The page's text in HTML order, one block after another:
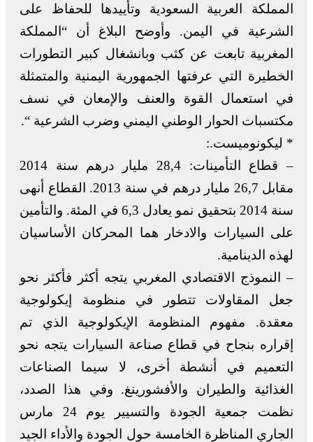
المملكة العربية السعودية وتأييدها للحفاظ على
الشرعية في اليمن. وأوضح البلاغ أن “المملكة
المغربية تابعت عن كثب وبانشغال كبير التطورات
الخطيرة التي عرفتها الجمهورية اليمنية والمتمثلة
في استعمال القوة والعنف والإمعان في نسف
مكتسبات الحوار الوطني اليمني وضرب الشرعية “.
* ليكونوميست.:
– قطاع التأمينات: 28,4 مليار درهم سنة 2014
مقابل 26,7 مليار درهم في سنة 2013. القطاع أنهى
سنة 2014 بتحقيق نمو يعادل 6,3 في المئة. والتأمين
على السيارات والادخار هما المحركان الأساسيان
لهذه الدينامية.
– النموذج الاقتصادي المغربي يتجه أكثر فأكثر نحو
جعل المقاولات تتطور في منظومة إيكولوجية
معقدة. مفهوم المنظومة الإيكولوجية الذي تم
إقراره بنجاح في قطاع صناعة السيارات يتجه نحو
التعميم في أنشطة أخرى، لا سيما الصناعات
الغذائية والطيران والأفشورينغ. وفي هذا الصدد،
نظمت جمعية الجودة والتسيير يوم 24 مارس
الجاري المناظرة الخامسة حول الجودة والأداء الجيد